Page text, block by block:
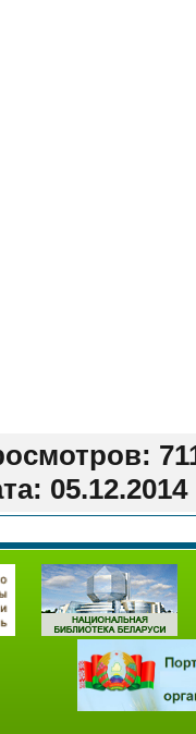
05.12.2014